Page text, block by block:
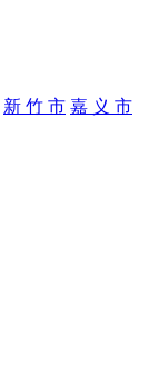
新 竹 市 嘉 义 市